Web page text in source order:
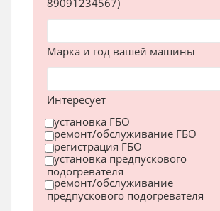
Марка и год вашей машины
Интересует
установка ГБО
ремонт/обслуживание ГБО
регистрация ГБО
установка предпускового
подогревателя
ремонт/обслуживание
предпускового подогревателя